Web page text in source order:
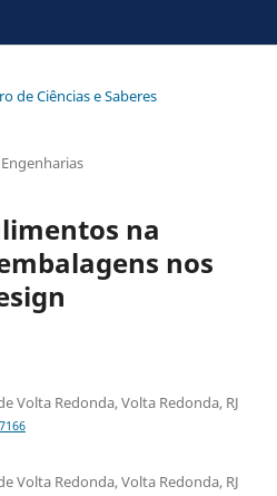
de Ciências e Saberes
na
nos
Volta Redonda, Volta Redonda, RJ
Volta Redonda, Volta Redonda, RJ